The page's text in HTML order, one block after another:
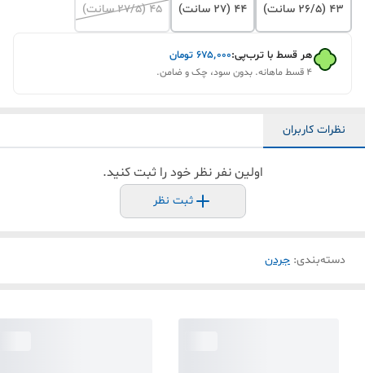
۴۳ (۲۶/۵ سانت) ۴۴ (۲۷ سانت) ۴۵ (۲۷/۵ سانت)
هر قسط با ترب‌پی:۶۷۵٬۰۰۰ تومان
۴ قسط ماهانه. بدون سود، چک و ضامن.
نظرات کاربران
اولین نفر نظر خود را ثبت کنید.
ثبت نظر
دسته‌بندی: جردن